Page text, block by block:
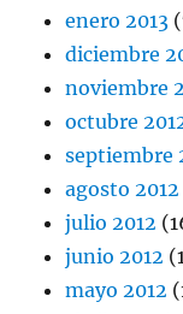
enero 2013
diciembre
noviembre
octubre
septiembre
agosto 2012
julio 2012
junio 2012
mayo 2012